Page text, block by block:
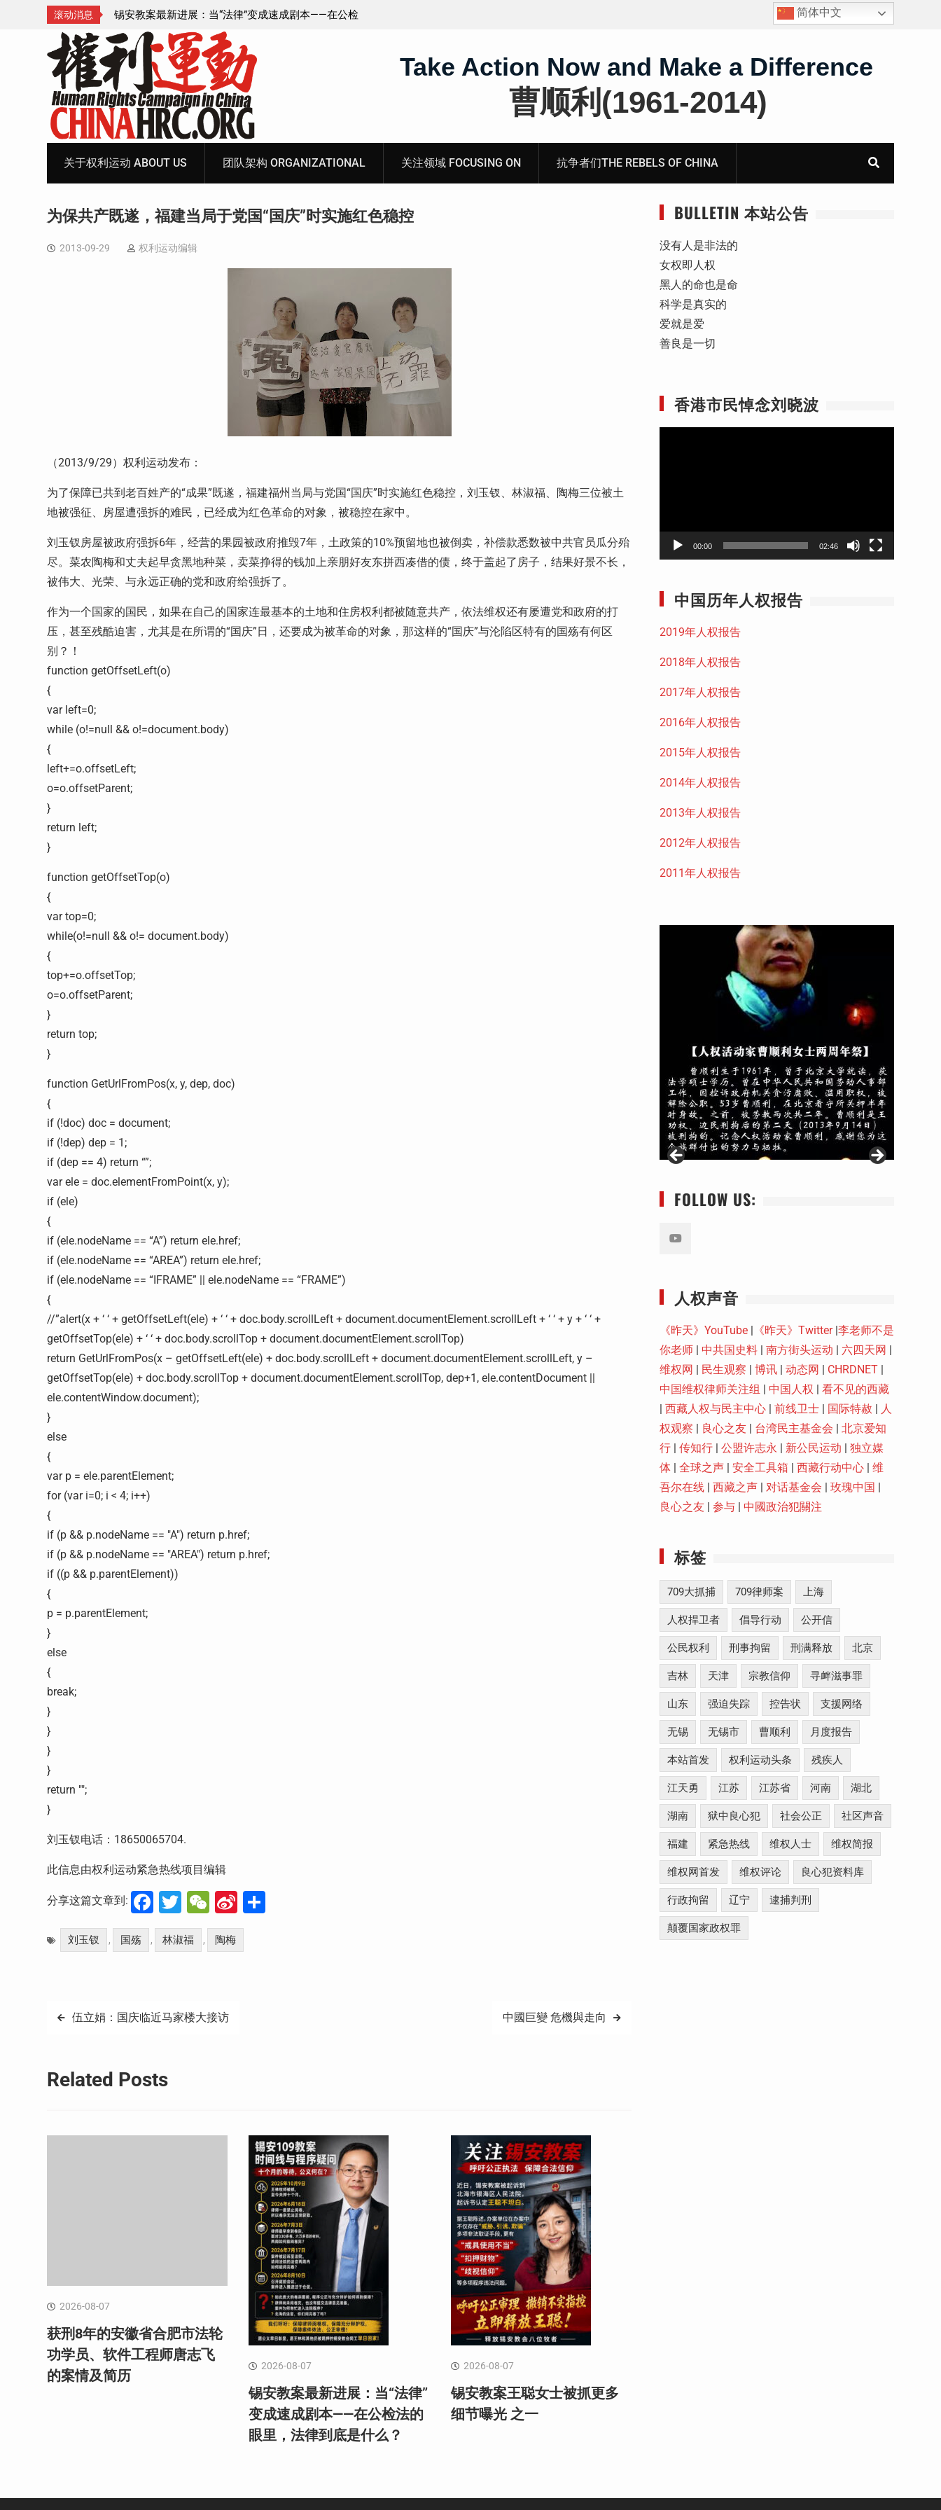
滚动消息
速成剧本——在公检 锡安教案王聪女士被抓更多细节曝光 之一
获刑8年的安徽省合肥市法轮功学员、软件工程师唐志
简体中文
Take Action Now and Make a Difference
曹顺利(1961-2014)
关于权利运动 ABOUT US 团队架构 ORGANIZATIONAL 关注领域 FOCUSING ON 抗争者们THE REBELS OF CHINA
为保共产既遂，福建当局于党国“国庆”时实施红色稳控
2013-09-29 权利运动编辑
（2013/9/29）权利运动发布：
为了保障已共到老百姓产的“成果”既遂，福建福州当局与党国“国庆”时实施红色稳控，刘玉钗、林淑福、陶梅三位被土
地被强征、房屋遭强拆的难民，已经成为红色革命的对象，被稳控在家中。
刘玉钗房屋被政府强拆6年，经营的果园被政府推毁7年，土政策的10%预留地也被倒卖，补偿款悉数被中共官员瓜分殆
尽。菜农陶梅和丈夫起早贪黑地种菜，卖菜挣得的钱加上亲朋好友东拼西凑借的债，终于盖起了房子，结果好景不长，
被伟大、光荣、与永远正确的党和政府给强拆了。
作为一个国家的国民，如果在自己的国家连最基本的土地和住房权利都被随意共产，依法维权还有屡遭党和政府的打
压，甚至残酷迫害，尤其是在所谓的“国庆”日，还要成为被革命的对象，那这样的“国庆”与沦陷区特有的国殇有何区
别？！
function getOffsetLeft(o)
{
var left=0;
while (o!=null && o!=document.body)
{
left+=o.offsetLeft;
o=o.offsetParent;
}
return left;
}
function getOffsetTop(o)
{
var top=0;
while(o!=null && o!= document.body)
{
top+=o.offsetTop;
o=o.offsetParent;
}
return top;
}
function GetUrlFromPos(x, y, dep, doc)
{
if (!doc) doc = document;
if (!dep) dep = 1;
if (dep == 4) return “”;
var ele = doc.elementFromPoint(x, y);
if (ele)
{
if (ele.nodeName == “A”) return ele.href;
if (ele.nodeName == “AREA”) return ele.href;
if (ele.nodeName == “IFRAME” || ele.nodeName == “FRAME”)
{
//”alert(x + ‘ ‘ + getOffsetLeft(ele) + ‘ ‘ + doc.body.scrollLeft + document.documentElement.scrollLeft + ‘ ‘ + y + ‘ ‘ +
getOffsetTop(ele) + ‘ ‘ + doc.body.scrollTop + document.documentElement.scrollTop)
return GetUrlFromPos(x – getOffsetLeft(ele) + doc.body.scrollLeft + document.documentElement.scrollLeft, y –
getOffsetTop(ele) + doc.body.scrollTop + document.documentElement.scrollTop, dep+1, ele.contentDocument ||
ele.contentWindow.document);
}
else
{
var p = ele.parentElement;
for (var i=0; i < 4; i++)
{
if (p && p.nodeName == "A") return p.href;
if (p && p.nodeName == "AREA") return p.href;
if ((p && p.parentElement))
{
p = p.parentElement;
}
else
{
break;
}
}
}
}
return "";
}
刘玉钗电话： 18650065704.
此信息由权利运动紧急热线项目编辑
分享这篇文章到: Facebook
Twitter
WeChat
Sina
Weibo
刘玉钗 , 国殇 , 林淑福 , 陶梅
文
导
伍立娟：国庆临近马家楼大接访 中國巨變 危機與走向
Related Posts
2026-08-07
获刑8年的安徽省合肥市法轮
功学员、软件工程师唐志飞
的案情及简历
2026-08-07
锡安教案最新进展：当“法律”
变成速成剧本——在公检法的
眼里，法律到底是什么？
2026-08-07
锡安教案王聪女士被抓更多
细节曝光 之一
BULLETIN 本站公告
没有人是非法的
女权即人权
黑人的命也是命
科学是真实的
爱就是爱
善良是一切
香港市民悼念刘晓波
00:00 02:46
中国历年人权报告
2019年人权报告
2018年人权报告
2017年人权报告
2016年人权报告
2015年人权报告
2014年人权报告
2013年人权报告
2012年人权报告
2011年人权报告
FOLLOW US:
人权声音
《昨天》YouTube | 《昨天》Twitter|李老师不是
你老师 | 中共国史料 | 南方街头运动 | 六四天网 |
维权网 | 民生观察 | 博讯 | 动态网 | CHRDNET |
中国维权律师关注组 | 中国人权 | 看不见的西藏
| 西藏人权与民主中心 | 前线卫士 | 国际特赦 | 人
权观察 | 良心之友 | 台湾民主基金会 | 北京爱知
行 | 传知行 | 公盟许志永 | 新公民运动 | 独立媒
体 | 全球之声 | 安全工具箱 | 西藏行动中心 | 维
吾尔在线 | 西藏之声 | 对话基金会 | 玫瑰中国 |
良心之友 | 参与 | 中國政治犯關注
标签
709大抓捕 709律师案 上海
人权捍卫者 倡导行动 公开信
公民权利 刑事拘留 刑满释放 北京
吉林 天津 宗教信仰 寻衅滋事罪
山东 强迫失踪 控告状 支援网络
无锡 无锡市 曹顺利 月度报告
本站首发 权利运动头条 残疾人
江天勇 江苏 江苏省 河南 湖北
湖南 狱中良心犯 社会公正 社区声音
福建 紧急热线 维权人士 维权简报
维权网首发 维权评论 良心犯资料库
行政拘留 辽宁 逮捕判刑
颠覆国家政权罪